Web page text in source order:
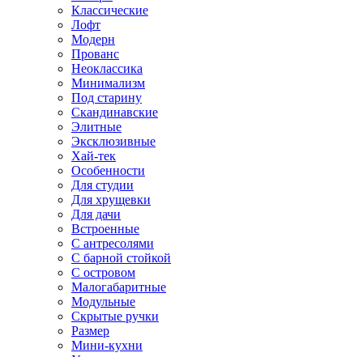
Классические
Лофт
Модерн
Прованс
Неоклассика
Минимализм
Под старину
Скандинавские
Элитные
Эксклюзивные
Хай-тек
Особенности
Для студии
Для хрущевки
Для дачи
Встроенные
С антресолями
С барной стойкой
С островом
Малогабаритные
Модульные
Скрытые ручки
Размер
Мини-кухни